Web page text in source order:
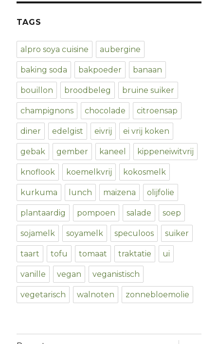
TAGS
alpro soya cuisine aubergine
baking soda bakpoeder banaan
bouillon broodbeleg bruine suiker
champignons chocolade citroensap
diner edelgist eivrij ei vrij koken
gebak gember kaneel kippeneiwitvrij
knoflook koemelkvrij kokosmelk
kurkuma lunch maizena olijfolie
plantaardig pompoen salade soep
sojamelk soyamelk speculoos suiker
taart tofu tomaat traktatie ui
vanille vegan veganistisch
vegetarisch walnoten zonnebloemolie